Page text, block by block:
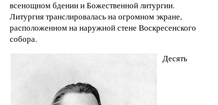
всенощном бдении и Божественной литургии.
Литургия транслировалась на огромном экране,
расположенном на наружной стене Воскресенского
собора.
Десять